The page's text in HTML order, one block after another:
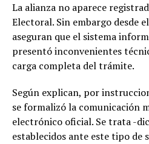
La alianza no aparece
Electoral. Sin embargo desde
aseguran que el sistema
presentó inconvenientes
carga completa del trámite.
Según explican, por
se formalizó la comunicación
electrónico oficial. Se trata -
establecidos ante este tipo de